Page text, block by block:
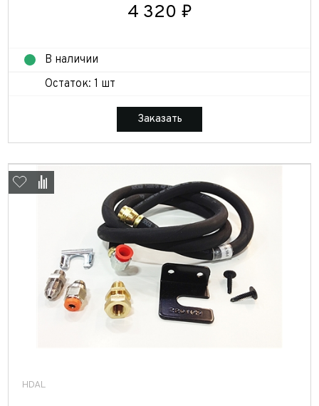
4 320 ₽
В наличии
Остаток: 1 шт
Заказать
HDAL